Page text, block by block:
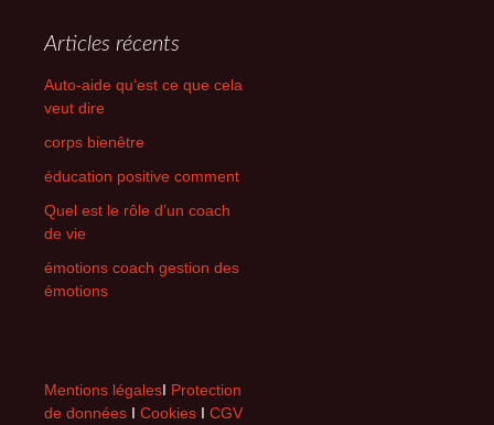
Articles récents
Auto-aide qu‘est ce que cela
veut dire
corps bienêtre
éducation positive comment
Quel est le rôle d’un coach
de vie
émotions coach gestion des
émotions
Mentions légalesI Protection
de données I Cookies I CGV